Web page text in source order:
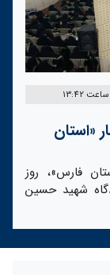
«استان
فارس»، روز
(زادگاه شهید حسین